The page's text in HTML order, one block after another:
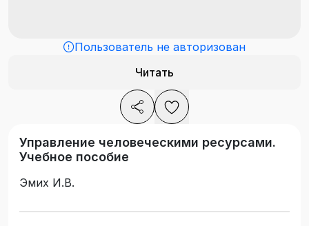
Пользователь не авторизован
Читать
Управление человеческими ресурсами.
Учебное пособие
Эмих И.В.